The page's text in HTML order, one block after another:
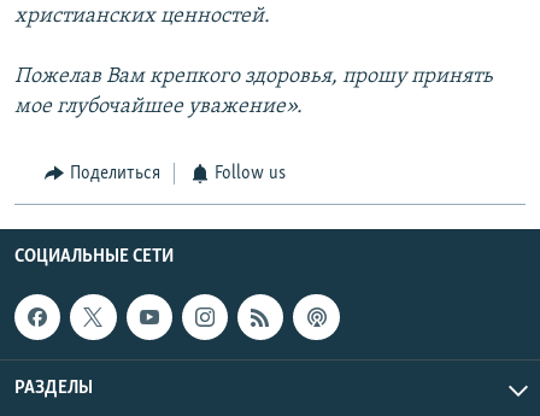
христианских ценностей.
Пожелав Вам крепкого здоровья, прошу принять
мое глубочайшее уважение».
Поделиться Follow us
СОЦИАЛЬНЫЕ СЕТИ
РАЗДЕЛЫ